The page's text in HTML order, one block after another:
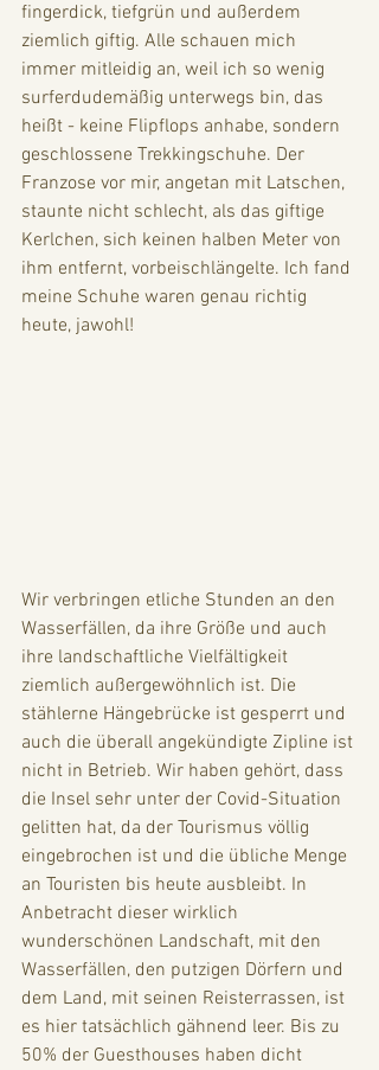
fingerdick, tiefgrün und außerdem
ziemlich giftig. Alle schauen mich
immer mitleidig an, weil ich so wenig
surferdudemäßig unterwegs bin, das
heißt - keine Flipflops anhabe, sondern
geschlossene Trekkingschuhe. Der
Franzose vor mir, angetan mit Latschen,
staunte nicht schlecht, als das giftige
Kerlchen, sich keinen halben Meter von
ihm entfernt, vorbeischlängelte. Ich fand
meine Schuhe waren genau richtig
heute, jawohl!
Wir verbringen etliche Stunden an den
Wasserfällen, da ihre Größe und auch
ihre landschaftliche Vielfältigkeit
ziemlich außergewöhnlich ist. Die
stählerne Hängebrücke ist gesperrt und
auch die überall angekündigte Zipline ist
nicht in Betrieb. Wir haben gehört, dass
die Insel sehr unter der Covid-Situation
gelitten hat, da der Tourismus völlig
eingebrochen ist und die übliche Menge
an Touristen bis heute ausbleibt. In
Anbetracht dieser wirklich
wunderschönen Landschaft, mit den
Wasserfällen, den putzigen Dörfern und
dem Land, mit seinen Reisterrassen, ist
es hier tatsächlich gähnend leer. Bis zu
50% der Guesthouses haben dicht